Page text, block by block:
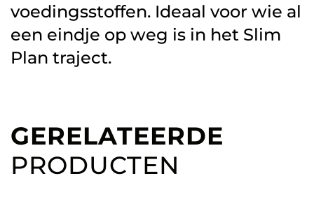
voedingsstoffen. Ideaal voor wie al
een eindje op weg is in het Slim
Plan traject.
GERELATEERDE
PRODUCTEN